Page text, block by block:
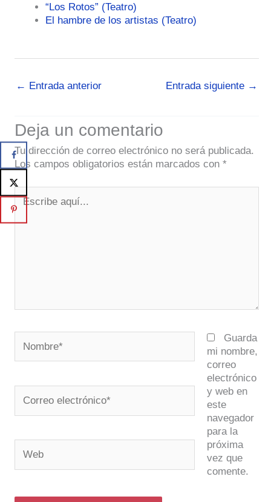
“Los Rotos” (Teatro)
El hambre de los artistas (Teatro)
← Entrada anterior Entrada siguiente →
Deja un comentario
Tu dirección de correo electrónico no será publicada.
Los campos obligatorios están marcados con *
Escribe
aquí...
electrónico*
Guarda
mi nombre,
correo
electrónico
y web en
este
navegador
para la
próxima
vez que
comente.